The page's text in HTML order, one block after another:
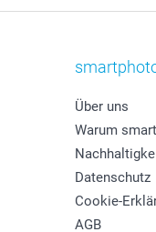
Über uns
Warum
Datenschutz
Cookie-
AGB